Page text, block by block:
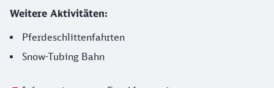
Weitere Aktivitäten:
Pferdeschlittenfahrten
Snow-Tubing Bahn